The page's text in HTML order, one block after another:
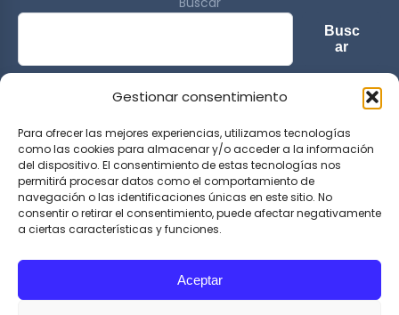
Gestionar consentimiento
Para ofrecer las mejores experiencias, utilizamos tecnologías
como las cookies para almacenar y/o acceder a la información
del dispositivo. El consentimiento de estas tecnologías nos
permitirá procesar datos como el comportamiento de
navegación o las identificaciones únicas en este sitio. No
consentir o retirar el consentimiento, puede afectar negativamente
a ciertas características y funciones.
Aceptar
Busc
ar
© 2026 Sports & Lifestyle Magazine. All rights reserved.